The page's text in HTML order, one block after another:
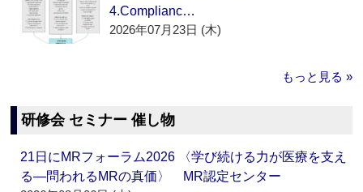
4.Complianc…
2026年07月23日 (木)
もっと見る »
研修会 セミナー 催し物
21日にMRフォーラム2026 〈学び続ける力が医療を支え
る―問われるMRの真価〉 MR認定センター